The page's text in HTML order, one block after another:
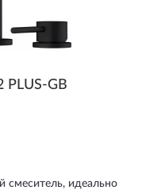
PLUS-GB
смеситель, идеально